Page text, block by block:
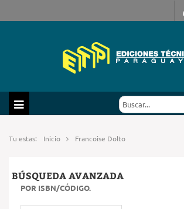
Tu estas: Inicio Francoise Dolto
BÚSQUEDA AVANZADA
POR ISBN/CÓDIGO.